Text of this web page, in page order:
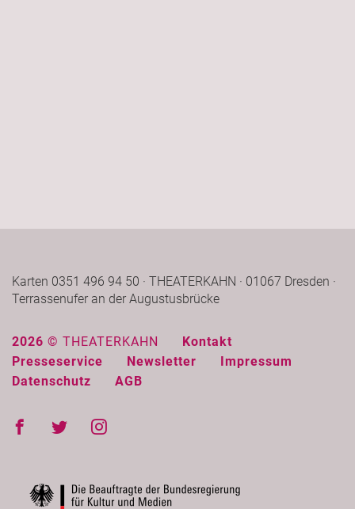
Karten 0351 496 94 50 · THEATERKAHN · 01067 Dresden ·
Terrassenufer an der Augustusbrücke
2026 © THEATERKAHN
Kontakt
Presseservice
Newsletter
Impressum
Datenschutz
AGB